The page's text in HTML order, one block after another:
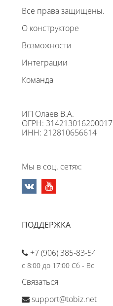
Все права защищены.
О конструкторе
Возможности
Интеграции
Команда
ИП Олаев В.А.
ОГРН: 314213016200017
ИНН: 212810656614
Мы в соц. сетях:
ПОДДЕРЖКА
+7 (906) 385-83-54
с 8:00 до 17:00 Сб - Вс
Связаться
support@tobiz.net